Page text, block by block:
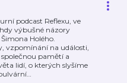
podcast Reflexu, ve
výbušné názory
Holého.
vzpomínání na události,
pamětí a
lidí, o kterých slyšíme
…